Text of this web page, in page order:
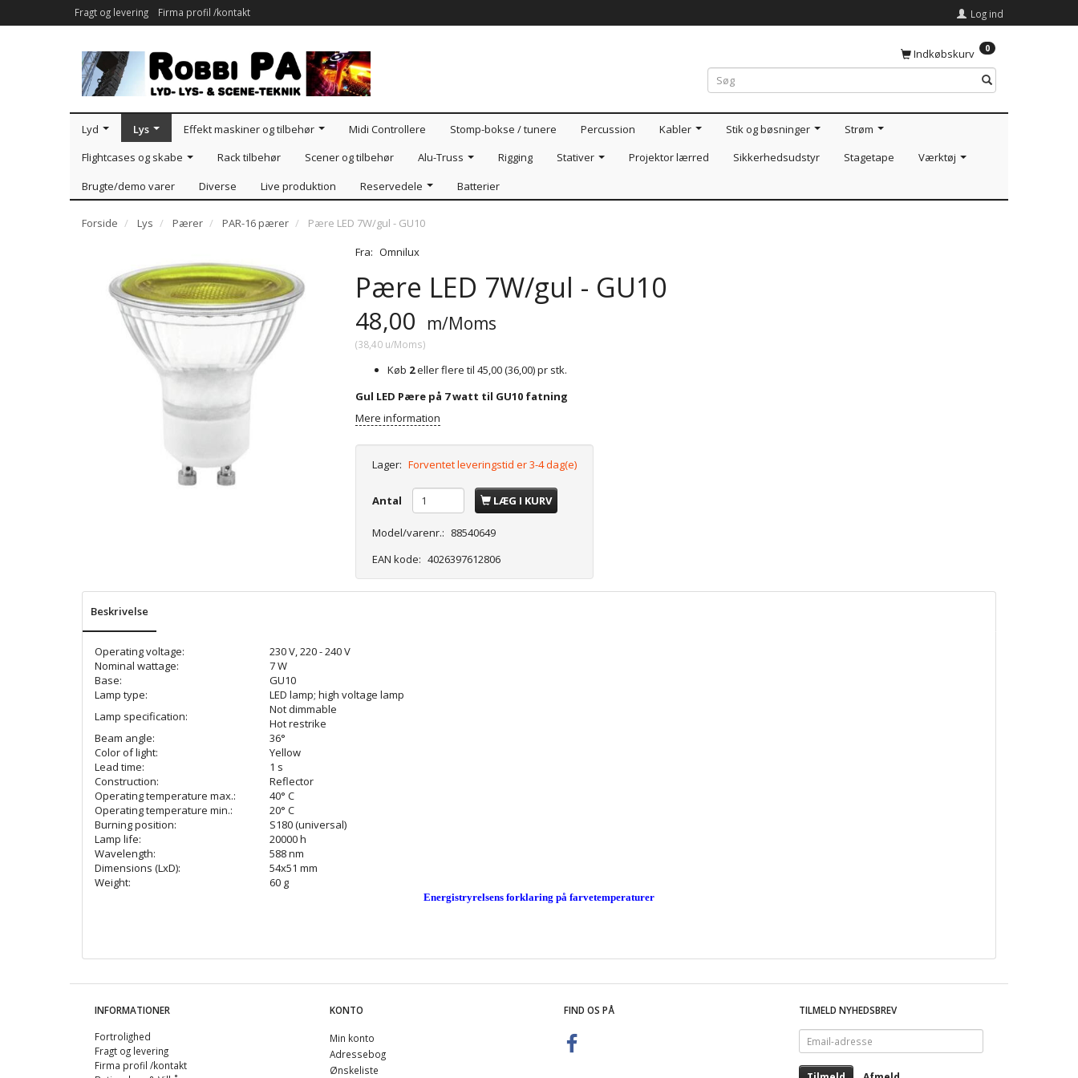
Fragt og levering Firma profil /kontakt Log ind
Indkøbskurv 0
Lyd Lys Effekt maskiner og tilbehør Midi Controllere Stomp-bokse / tunere Percussion Kabler Stik og bøsninger
Strøm
Flightcases og skabe
Rack tilbehør Scener og tilbehør Alu-Truss Rigging Stativer Projektor lærred Sikkerhedsudstyr Stagetape
Værktøj
Brugte/demo varer
Diverse Live produktion Reservedele Batterier
Forside Lys Pærer PAR-16 pærer
Pære LED 7W/gul - GU10
Fra: Omnilux
Pære LED 7W/gul - GU10
48,00 m/Moms
(38,40 u/Moms)
Køb 2eller flere til45,00(36,00)pr stk.
Gul LED Pære på 7 watt til GU10 fatning
Mere information
Lager: Forventet leveringstid er 3-4 dag(e)
Antal LÆG I KURV
Model/varenr.: 88540649
EAN kode: 4026397612806
Beskrivelse
Operating voltage:
230 V, 220 - 240 V
Nominal wattage:
7 W
Base:
GU10
Lamp type:
LED lamp; high voltage lamp
Lamp specification:
Not dimmable
Hot restrike
Beam angle:
36°
Color of light:
Yellow
Lead time:
1 s
Construction:
Reflector
Operating temperature max.:
40° C
Operating temperature min.:
20° C
Burning position:
S180 (universal)
Lamp life:
20000 h
Wavelength:
588 nm
Dimensions (LxD):
54x51 mm
Weight:
60 g
Energistryrelsens forklaring på farvetemperaturer
INFORMATIONER
Fortrolighed
Fragt og levering
Firma profil /kontakt
KONTO
Min konto
Adressebog
Ønskeliste
FIND OS PÅ
TILMELD NYHEDSBREV
Email-
adresse